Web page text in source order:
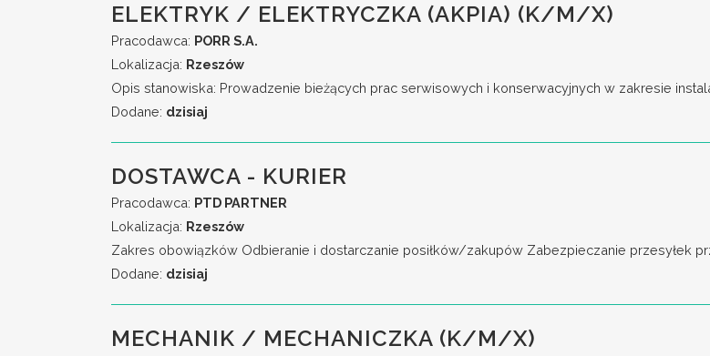
ELEKTRYK / ELEKTRYCZKA (AKPIA) (K/M/X)
Pracodawca: PORR S.A.
Lokalizacja: Rzeszów
Opis stanowiska: Prowadzenie bieżących prac serwisowych i konserwacyjnych w zakresie
Dodane: dzisiaj
DOSTAWCA - KURIER
Pracodawca: PTD PARTNER
Lokalizacja: Rzeszów
Zakres obowiązków Odbieranie i dostarczanie posiłków/zakupów Zabezpieczanie przesyłek
Dodane: dzisiaj
MECHANIK / MECHANICZKA (K/M/X)